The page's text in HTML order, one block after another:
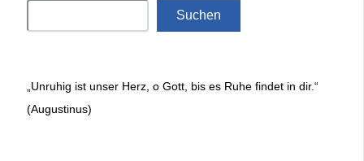
Suchen
„Unruhig ist unser Herz, o Gott, bis es Ruhe findet in dir.“
(Augustinus)